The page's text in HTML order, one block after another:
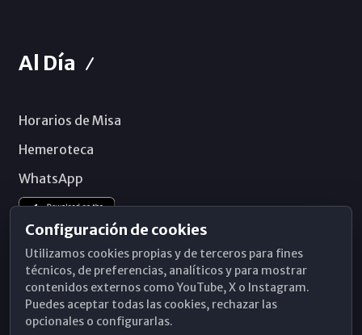
Al Día
Horarios de Misa
Hemeroteca
WhatsApp
Configuración de cookies
Utilizamos cookies propias y de terceros para fines
técnicos, de preferencias, analíticos y para mostrar
contenidos externos como YouTube, X o Instagram.
Puedes aceptar todas las cookies, rechazar las
opcionales o configurarlas.